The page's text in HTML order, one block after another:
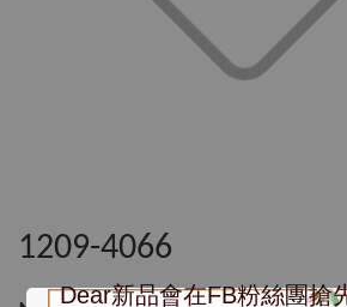
Dear新品會在FB粉絲團搶
1209-4066